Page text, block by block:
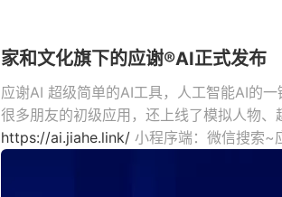
家和文化旗下的应谢®AI正式发布
应谢AI 超级简单的AI工具，人工智能AI的
很多朋友的初级应用，还上线了模拟人物、
https://ai.jiahe.link/ 小程序端：微信搜索~